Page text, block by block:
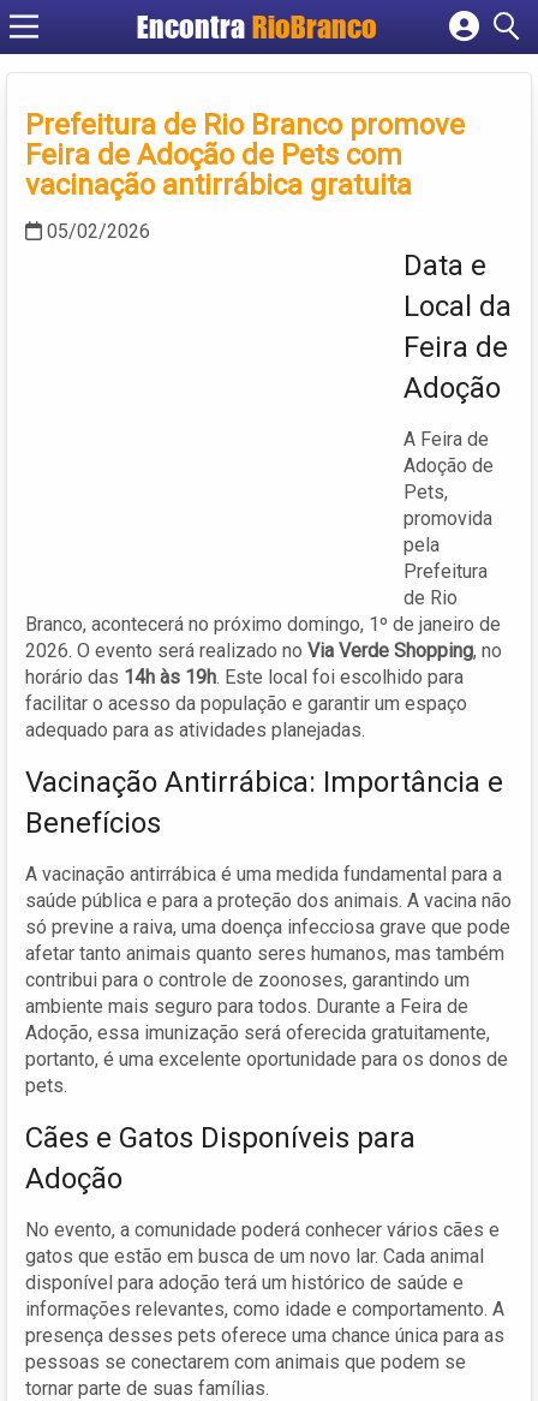
Encontra RioBranco
Cadastrar empresa
Criar conta
Prefeitura de Rio Branco promove
Feira de Adoção de Pets com
vacinação antirrábica gratuita
05/02/2026
Data e
Local da
Feira de
Adoção
A Feira de
Adoção de
Pets,
promovida
pela
Prefeitura
de Rio
Branco, acontecerá no próximo domingo, 1º de janeiro de
2026. O evento será realizado no Via Verde Shopping, no
horário das 14h às 19h. Este local foi escolhido para
facilitar o acesso da população e garantir um espaço
adequado para as atividades planejadas.
Vacinação Antirrábica: Importância e
Benefícios
A vacinação antirrábica é uma medida fundamental para a
saúde pública e para a proteção dos animais. A vacina não
só previne a raiva, uma doença infecciosa grave que pode
afetar tanto animais quanto seres humanos, mas também
contribui para o controle de zoonoses, garantindo um
ambiente mais seguro para todos. Durante a Feira de
Adoção, essa imunização será oferecida gratuitamente,
portanto, é uma excelente oportunidade para os donos de
pets.
Cães e Gatos Disponíveis para
Adoção
No evento, a comunidade poderá conhecer vários cães e
gatos que estão em busca de um novo lar. Cada animal
disponível para adoção terá um histórico de saúde e
informações relevantes, como idade e comportamento. A
presença desses pets oferece uma chance única para as
pessoas se conectarem com animais que podem se
tornar parte de suas famílias.